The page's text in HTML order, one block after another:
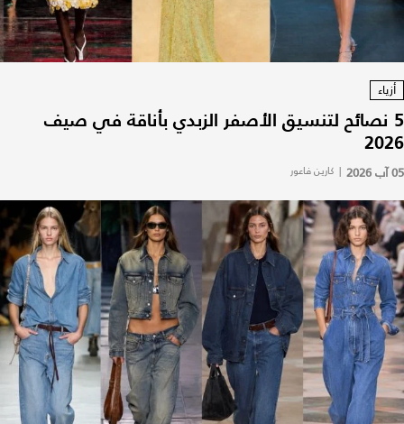
أزياء
5 نصائح لتنسيق الأصفر الزبدي بأناقة في صيف
2026
05 آب 2026 | كارين فاعور